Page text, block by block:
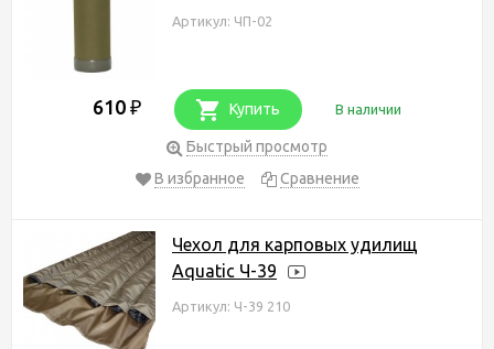
Артикул: ЧП-02
610 ₽ Купить В наличии
Быстрый просмотр
В избранное
Сравнение
Чехол для карповых удилищ
Aquatic Ч-39
Артикул: Ч-39 210